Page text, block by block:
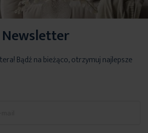
Newsletter
Bądź na bieżąco, otrzymuj najlepsze